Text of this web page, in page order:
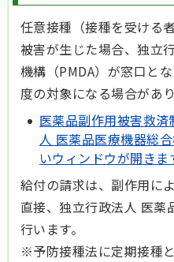
任意接種（接種を受ける
被害が生じた場合、独立
機構（PMDA）が窓口と
度の対象になる場合があり
医薬品副作用被害救
人 医薬品医療機器総
いウィンドウが開きま
給付の請求は、副作用に
直接、独立行政法人 医薬
行います。
※予防接種法に定期接種